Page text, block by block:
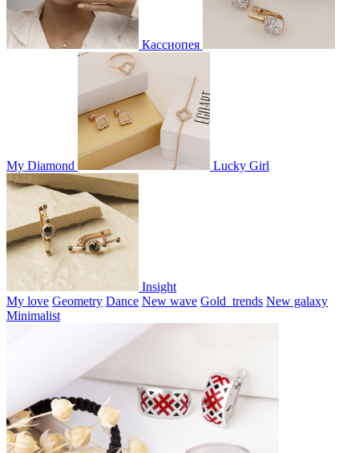
Кассиопея
My Diamond Lucky Girl
Insight
My love Geometry Dance New wave Gold_trends New galaxy
Minimalist